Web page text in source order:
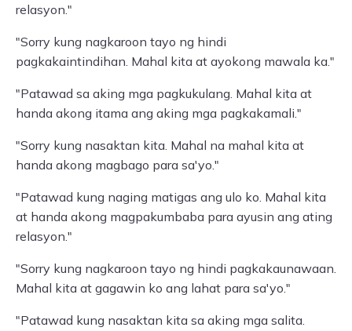
relasyon."
"Sorry kung nagkaroon tayo ng hindi
pagkakaintindihan. Mahal kita at ayokong mawala ka."
"Patawad sa aking mga pagkukulang. Mahal kita at
handa akong itama ang aking mga pagkakamali."
"Sorry kung nasaktan kita. Mahal na mahal kita at
handa akong magbago para sa'yo."
"Patawad kung naging matigas ang ulo ko. Mahal kita
at handa akong magpakumbaba para ayusin ang ating
relasyon."
"Sorry kung nagkaroon tayo ng hindi pagkakaunawaan.
Mahal kita at gagawin ko ang lahat para sa'yo."
"Patawad kung nasaktan kita sa aking mga salita.